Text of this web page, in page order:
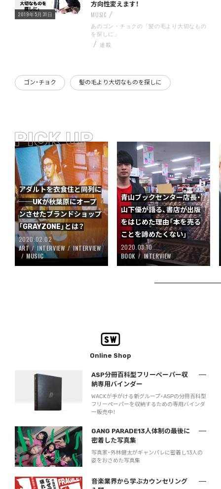
方向性変えます！
2019年5月31日
MUSIC
あのゴン・チョクの「髪の毛より大切なもの
を探しに」
連載
ゴン・チョク 髪の毛より大切なものを探しに
アダルトを衣食住と同列に
──UKが秋葉原にオープ
ンさせたブランドショップ
「GRAYZONE」とは？
2020.02.02
ART
INTERVIEW
INTERVIEW
MUSIC
青山ブックセンター店長・
山下優が語る、書店が出版
をはじめた理由「本を売る
ことを諦めたくない」
2020.03.10
BOOK
INTERVIEW
Online Shop
ASP分冊百科型フリーペーパー収
納専用バインダー
WACKが手がける新グループ・ASPの分冊百科型
フリーペーパーを収納するための専用バインダ
ー販売中！
GANG PARADE13人体制の最後に
密着した写真集
写真家・外林健太がギャンパレに密着し13人の
姿をおさめた写真集
音楽業界から学ぶカウンセリング